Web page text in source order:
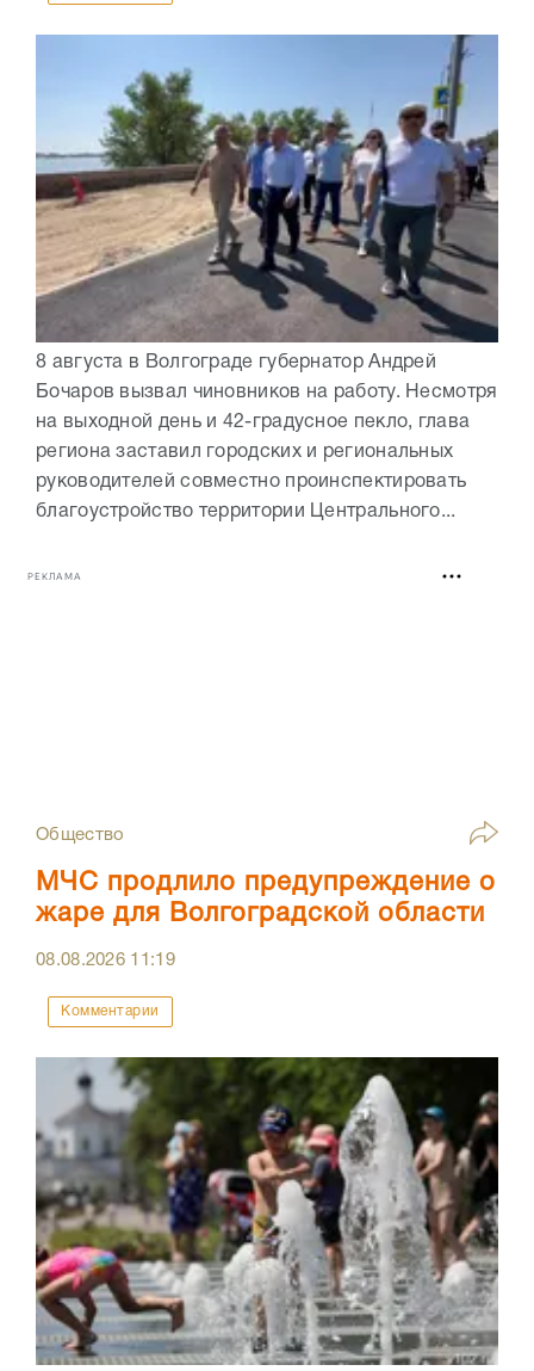
8 августа в Волгограде губернатор Андрей
Бочаров вызвал чиновников на работу. Несмотря
на выходной день и 42-градусное пекло, глава
региона заставил городских и региональных
руководителей совместно проинспектировать
благоустройство территории Центрального...
РЕКЛАМА
Общество
МЧС продлило предупреждение о
жаре для Волгоградской области
08.08.2026 11:19
Комментарии